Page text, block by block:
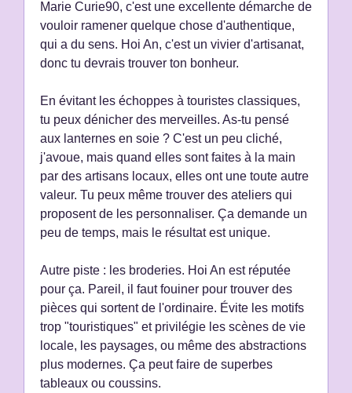
Marie Curie90, c'est une excellente démarche de
vouloir ramener quelque chose d'authentique,
qui a du sens. Hoi An, c'est un vivier d'artisanat,
donc tu devrais trouver ton bonheur.
En évitant les échoppes à touristes classiques,
tu peux dénicher des merveilles. As-tu pensé
aux lanternes en soie ? C'est un peu cliché,
j'avoue, mais quand elles sont faites à la main
par des artisans locaux, elles ont une toute autre
valeur. Tu peux même trouver des ateliers qui
proposent de les personnaliser. Ça demande un
peu de temps, mais le résultat est unique.
Autre piste : les broderies. Hoi An est réputée
pour ça. Pareil, il faut fouiner pour trouver des
pièces qui sortent de l'ordinaire. Évite les motifs
trop "touristiques" et privilégie les scènes de vie
locale, les paysages, ou même des abstractions
plus modernes. Ça peut faire de superbes
tableaux ou coussins.